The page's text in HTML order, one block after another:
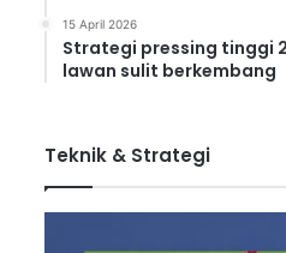
15 April 2026
Strategi pressing tinggi
lawan sulit berkembang
Teknik & Strategi